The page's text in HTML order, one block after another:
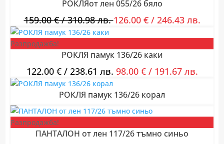
РОКЛЯот лен 055/26 бяло
159.00€/ 310.98 лв.126.00 €/ 246.43 лв.
Разпродажба!
РОКЛЯ памук 136/26 каки
122.00€/ 238.61 лв.98.00 €/ 191.67 лв.
РОКЛЯ памук 136/26 корал
Разпродажба!
ПАНТАЛОН от лен 117/26 тъмно синьо